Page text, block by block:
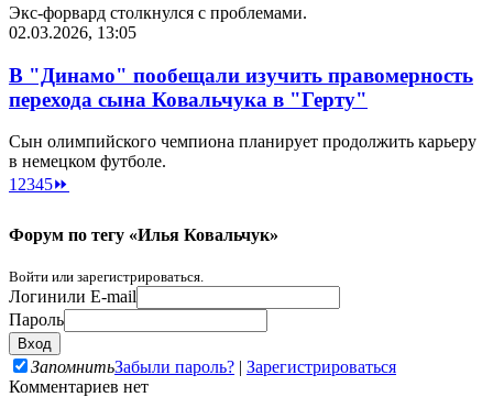
Экс-форвард столкнулся с проблемами.
02.03.2026, 13:05
В "Динамо" пообещали изучить правомерность
перехода сына Ковальчука в "Герту"
Сын олимпийского чемпиона планирует продолжить карьеру
в немецком футболе.
1 2345⏩
Форум по тегу «Илья Ковальчук»
Войти или зарегистрироваться.
Логинили E-mail
Пароль
ЗапомнитьЗабыли пароль? | Зарегистрироваться
Комментариев нет